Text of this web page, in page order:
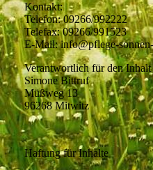
Kontakt:
Telefon: 09266/992222
Telefax: 09266/991523
E-Mail: info@pflege-
Verantwortlich für den
Simone Bittruf
Müßweg 13
96268 Mitwitz
Haftung für Inhalte